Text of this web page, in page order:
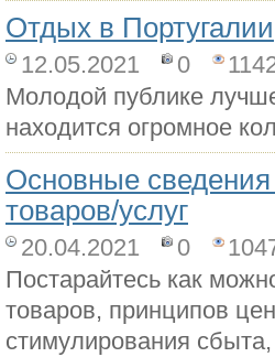
Отдых в Португалии
12.05.2021 0
Молодой публике
находится огромное
Основные сведения
товаров/услуг
20.04.2021 0
Постарайтесь как
товаров, принципов
стимулирования